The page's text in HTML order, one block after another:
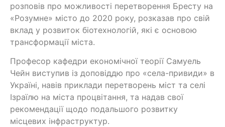
розповів про можливості перетворення Бресту на
«Розумне» місто до 2020 року, розказав про свій
вклад у розвиток біотехнологій, які є основою
трансформації міста.
Професор кафедри економічної теорії Самуель
Чейн виступив із доповіддю про «села-привиди» в
Україні, навів приклади перетворень міст та селі
Ізраїлю на міста процвітання, та надав свої
рекомендації щодо подальшого розвитку
місцевих інфраструктур.